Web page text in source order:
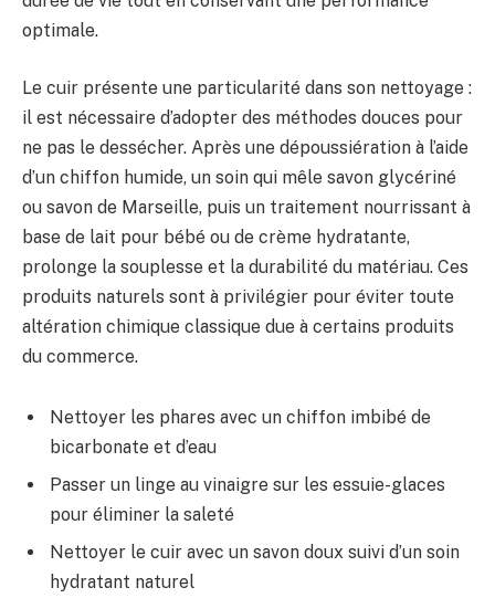
optimale.
Le cuir présente une particularité dans son nettoyage :
il est nécessaire d’adopter des méthodes douces pour
ne pas le dessécher. Après une dépoussiération à l’aide
d’un chiffon humide, un soin qui mêle savon glycériné
ou savon de Marseille, puis un traitement nourrissant à
base de lait pour bébé ou de crème hydratante,
prolonge la souplesse et la durabilité du matériau. Ces
produits naturels sont à privilégier pour éviter toute
altération chimique classique due à certains produits
du commerce.
Nettoyer les phares avec un chiffon imbibé de
bicarbonate et d’eau
Passer un linge au vinaigre sur les essuie-glaces
pour éliminer la saleté
Nettoyer le cuir avec un savon doux suivi d’un soin
hydratant naturel